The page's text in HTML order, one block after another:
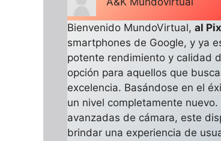
Bienvenido MundoVirtual, al
smartphones de Google, y ya
potente rendimiento y calidad
opción para aquellos que
excelencia. Basándose en el
un nivel completamente
avanzadas de cámara, este
brindar una experiencia de